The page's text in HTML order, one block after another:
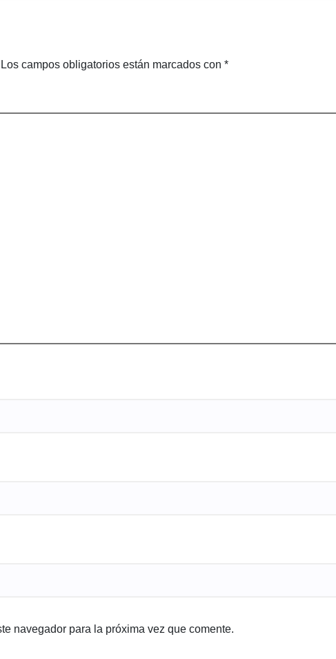
Los campos obligatorios están marcados con *
navegador para la próxima vez que comente.